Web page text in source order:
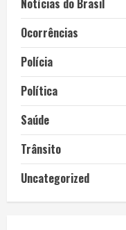
Notícias do Brasil
Ocorrências
Polícia
Política
Saúde
Trânsito
Uncategorized